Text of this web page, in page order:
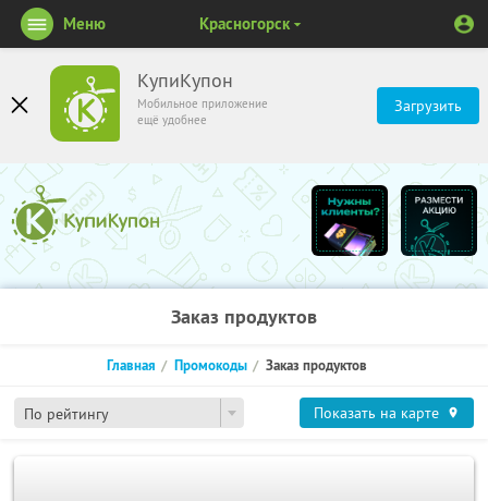
КупиКупон
Мобильное приложение
ещё удобнее
Загрузить
Меню Красногорск
Заказ продуктов
По рейтингу
Главная Промокоды Заказ продуктов
Показать на карте